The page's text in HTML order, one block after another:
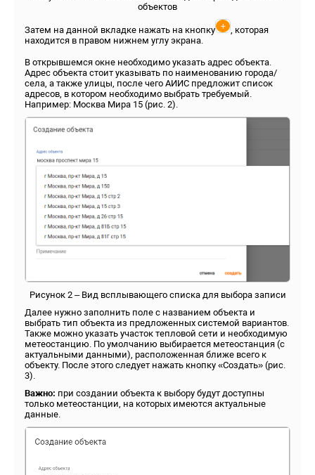
объектов
Затем на данной вкладке нажать на кнопку
, которая
находится в правом нижнем углу экрана.
В открывшемся окне необходимо указать адрес объекта.
Адрес объекта стоит указывать по наименованию города/
села, а также улицы, после чего АИИС предложит список
адресов, в котором необходимо выбрать требуемый.
Например: Москва Мира 15 (рис. 2).
Рисунок 2 – Вид всплывающего списка для выбора записи
Далее нужно заполнить поле с названием объекта и
выбрать тип объекта из предложенных системой вариантов.
Также можно указать участок тепловой сети и необходимую
метеостанцию. По умолчанию выбирается метеостанция (с
актуальными данными), расположенная ближе всего к
объекту. После этого следует нажать кнопку «Создать» (рис.
3).
Важно: при создании объекта к выбору будут доступны
только метеостанции, на которых имеются актуальные
данные.